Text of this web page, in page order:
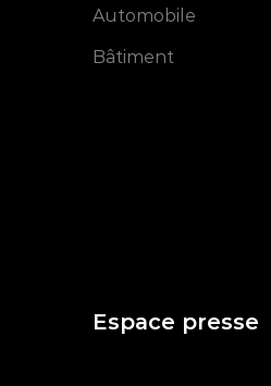
Automobile
Bâtiment
Espace presse